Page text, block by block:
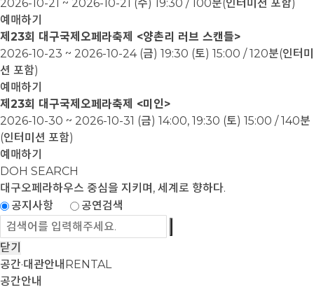
2026-10-21 ~ 2026-10-21 (수) 19:30 / 100분(인터미션 포함)
예매하기
제23회 대구국제오페라축제 <양촌리 러브 스캔들>
2026-10-23 ~ 2026-10-24 (금) 19:30 (토) 15:00 / 120분(인터미
션 포함)
예매하기
제23회 대구국제오페라축제 <미인>
2026-10-30 ~ 2026-10-31 (금) 14:00, 19:30 (토) 15:00 / 140분
(인터미션 포함)
예매하기
DOH SEARCH
대구오페라하우스 중심을 지키며, 세계로 향하다.
공지사항
공연검색
닫기
공간·대관안내 RENTAL
공간안내